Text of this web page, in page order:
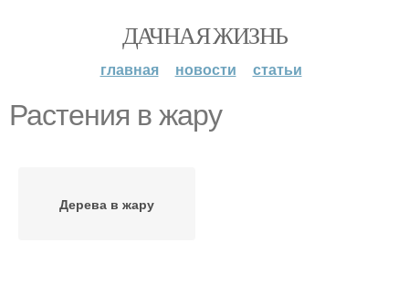
ДАЧНАЯ ЖИЗНЬ
главная новости статьи
Растения в жару
Дерева в жару